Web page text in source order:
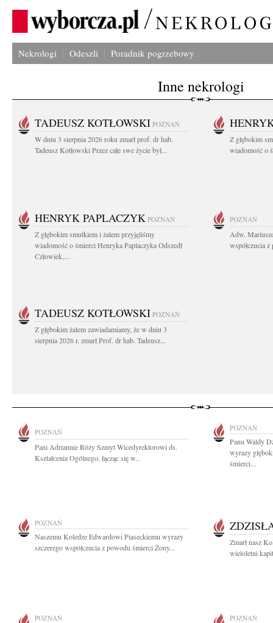
Nekrologi Odeszli Poradnik pogrzebowy
Inne nekrologi
TADEUSZ KOTŁOWSKI POZNAŃ
W dniu 3 sierpnia 2026 roku zmarł prof. dr hab.
Tadeusz Kotłowski Przez całe swe życie był...
Z głębokim
wiadomość o
HENRYK PAPLACZYK POZNAŃ
Z głębokim smutkiem i żalem przyjęliśmy
wiadomość o śmierci Henryka Paplaczyka Odszedł
Człowiek,...
POZNAŃ
Adw.
współczucia
TADEUSZ KOTŁOWSKI POZNAŃ
Z głębokim żalem zawiadamiamy, że w dniu 3
sierpnia 2026 r. zmarł Prof. dr hab. Tadeusz...
POZNAŃ
Pani Adriannie Róży Szmyt Wicedyrektorowi ds.
Kształcenia Ogólnego, łącząc się w...
POZNAŃ
Panu Waldy
wyrazy
śmierci...
POZNAŃ
Naszemu Koledze Edwardowi Piaseckiemu wyrazy
szczerego współczucia z powodu śmierci Żony...
Zmarł nasz
wieloletni
POZNAŃ POZNAŃ